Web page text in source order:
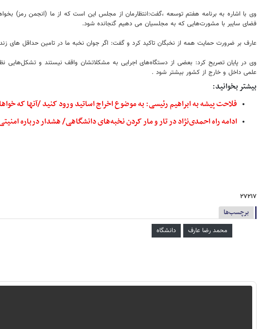
وی با اشاره به برنامه هفتم توسعه ،گفت:انتظارمان از مجلس این است که از ما (انجمن رمز)
فضای سایبر با مشورت‌هایی که به مجلسیان می دهیم گنجانده شود.
عارف بر ضرورت حمایت همه از نخبگان تاکید کرد و گفت: اگر جوان نخبه ما در تامین حداقل
وی در پایان تصریح کرد: بعضی از دستگاه‌های اجرایی به مشکلاتشان واقف نیستند و تشکل‌هایی
علمی داخل و خارج از کشور بیشتر شود .
بیشتر بخوانید:
فلاحت پیشه به ابراهیم رئیسی: به موضوع اخراج اساتید ورود کنید /آنها که
ادامه راه احمدی‌نژاد در تار و مار کردن نخبه‌های دانشگاهی/ هشدار درباره
۲۷۲۱۷
برچسب‌ها
محمد رضا عارف دانشگاه